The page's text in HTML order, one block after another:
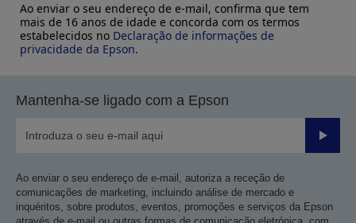
Ao enviar o seu endereço de e-mail, confirma que tem
mais de 16 anos de idade e concorda com os termos
estabelecidos no Declaração de informações de
privacidade da Epson.
Mantenha-se ligado com a Epson
Enviar
Ao enviar o seu endereço de e-mail, autoriza a receção de
comunicações de marketing, incluindo análise de mercado e
inquéritos, sobre produtos, eventos, promoções e serviços da Epson